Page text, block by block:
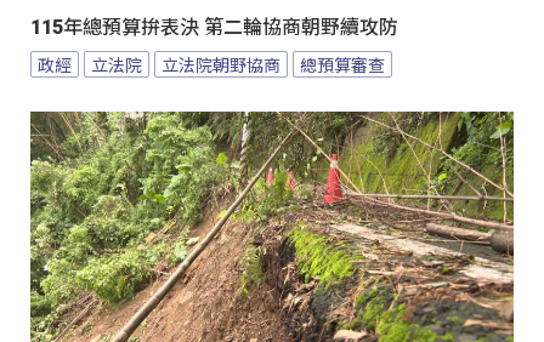
115年總預算拚表決 第二輪協商朝野續攻防
政經 立法院 立法院朝野協商 總預算審查